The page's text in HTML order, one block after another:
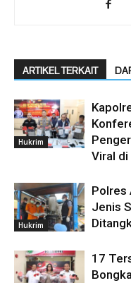
ARTIKEL TERKAIT
Hukrim
Viral di
Hukrim
Polres
Jenis
17